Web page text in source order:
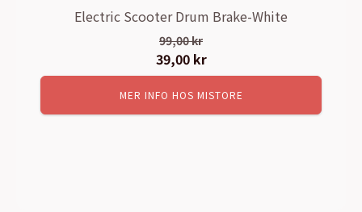
Electric Scooter Drum Brake-White
99,00kr
Det
ursprungliga
priset
var:
39,00 krDet
nuvarande
priset
är:
MER INFO HOS MISTORE